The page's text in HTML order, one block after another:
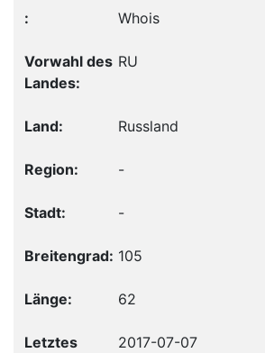
Whois
RU
Russland
-
-
105
62
2017-07-07